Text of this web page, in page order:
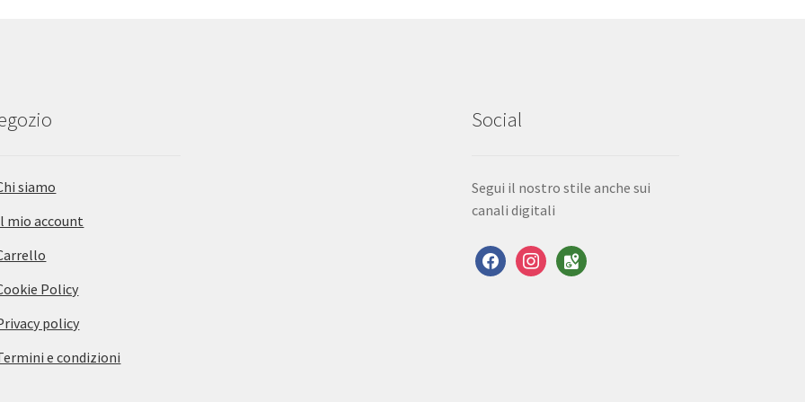
siamo
mio account
Policy
policy
e condizioni
Social
Segui il nostro stile anche sui
canali digitali
facebookinstagram
google-
maps